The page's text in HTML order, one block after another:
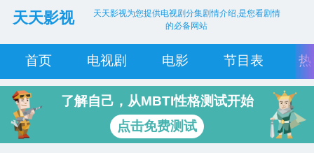
天天影视
天天影视为您提供电视剧分集剧情介绍,是您看剧情
的必备网站
首页 电视剧 电影 节目表
了解自己，从MBTI性格测试开始
点击免费测试